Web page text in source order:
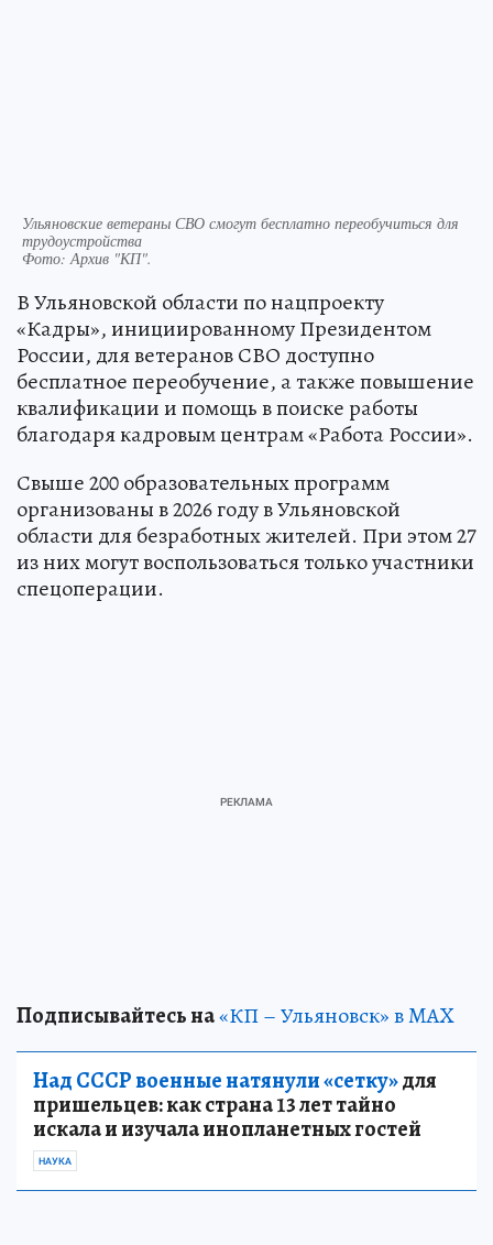
Ульяновские ветераны СВО смогут бесплатно переобучиться для
трудоустройства
Фото:Архив "КП".
В Ульяновской области по нацпроекту
«Кадры», инициированному Президентом
России, для ветеранов СВО доступно
бесплатное переобучение, а также повышение
квалификации и помощь в поиске работы
благодаря кадровым центрам «Работа России».
Свыше 200 образовательных программ
организованы в 2026 году в Ульяновской
области для безработных жителей. При этом 27
из них могут воспользоваться только участники
спецоперации.
Подписывайтесь на«КП – Ульяновск» в MAX
Над СССР военные натянули «сетку»для
пришельцев: как страна 13 лет тайно
искала и изучала инопланетных гостей
НАУКА